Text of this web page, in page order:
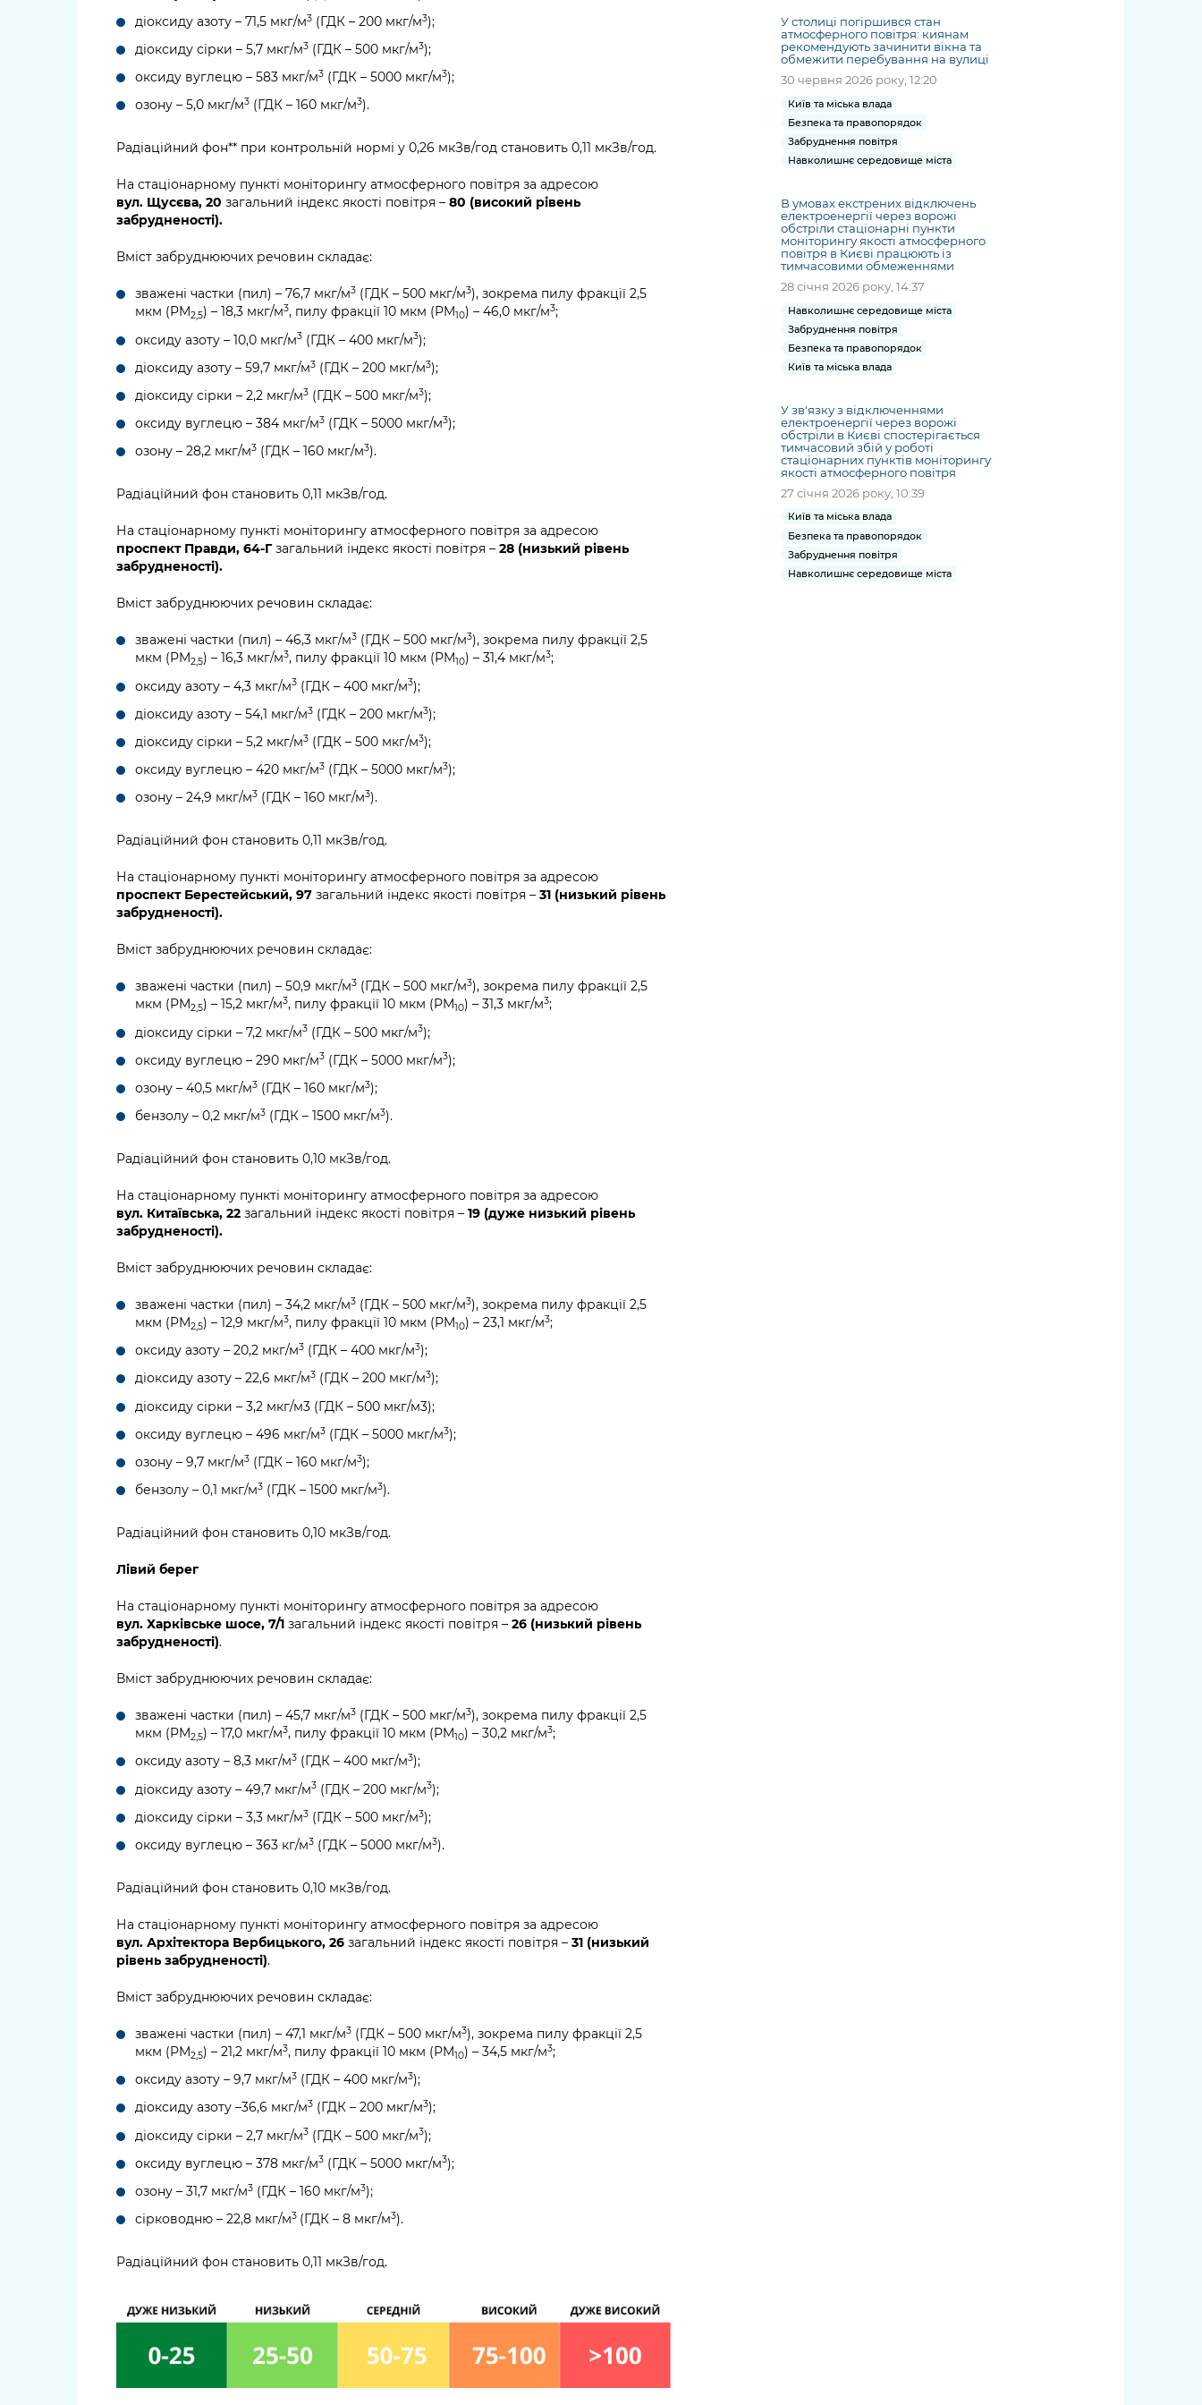
діоксиду азоту – 71,5 мкг/м3 (ГДК – 200 мкг/м3);
діоксиду сірки – 5,7 мкг/м3 (ГДК – 500 мкг/м3);
оксиду вуглецю – 583 мкг/м3 (ГДК – 5000 мкг/м3);
озону – 5,0 мкг/м3 (ГДК – 160 мкг/м3).
Радіаційний фон** при контрольній нормі у 0,26 мкЗв/год становить 0,11 мкЗв/год.
На стаціонарному пункті моніторингу атмосферного повітря за адресою
вул. Щусєва, 20 загальний індекс якості повітря – 80 (високий рівень
забрудненості).
Вміст забруднюючих речовин складає:
зважені частки (пил) – 76,7 мкг/м3 (ГДК – 500 мкг/м3), зокрема пилу фракції 2,5
мкм (PM2,5) – 18,3 мкг/м3, пилу фракції 10 мкм (PM10) – 46,0 мкг/м3;
оксиду азоту – 10,0 мкг/м3 (ГДК – 400 мкг/м3);
діоксиду азоту – 59,7 мкг/м3 (ГДК – 200 мкг/м3);
діоксиду сірки – 2,2 мкг/м3 (ГДК – 500 мкг/м3);
оксиду вуглецю – 384 мкг/м3 (ГДК – 5000 мкг/м3);
озону – 28,2 мкг/м3 (ГДК – 160 мкг/м3).
Радіаційний фон становить 0,11 мкЗв/год.
На стаціонарному пункті моніторингу атмосферного повітря за адресою
проспект Правди, 64-Гзагальний індекс якості повітря – 28 (низький рівень
забрудненості).
Вміст забруднюючих речовин складає:
зважені частки (пил) – 46,3 мкг/м3 (ГДК – 500 мкг/м3), зокрема пилу фракції 2,5
мкм (PM2,5) – 16,3 мкг/м3, пилу фракції 10 мкм (PM10) – 31,4 мкг/м3;
оксиду азоту – 4,3 мкг/м3 (ГДК – 400 мкг/м3);
діоксиду азоту – 54,1 мкг/м3 (ГДК – 200 мкг/м3);
діоксиду сірки – 5,2 мкг/м3 (ГДК – 500 мкг/м3);
оксиду вуглецю – 420 мкг/м3 (ГДК – 5000 мкг/м3);
озону – 24,9 мкг/м3 (ГДК – 160 мкг/м3).
Радіаційний фон становить 0,11 мкЗв/год.
На стаціонарному пункті моніторингу атмосферного повітря за адресою
проспект Берестейський, 97 загальний індекс якості повітря – 31 (низький рівень
забрудненості).
Вміст забруднюючих речовин складає:
зважені частки (пил) – 50,9 мкг/м3 (ГДК – 500 мкг/м3), зокрема пилу фракції 2,5
мкм (PM2,5) – 15,2 мкг/м3, пилу фракції 10 мкм (PM10) – 31,3 мкг/м3;
діоксиду сірки – 7,2 мкг/м3 (ГДК – 500 мкг/м3);
оксиду вуглецю – 290 мкг/м3 (ГДК – 5000 мкг/м3);
озону – 40,5 мкг/м3 (ГДК – 160 мкг/м3);
бензолу – 0,2 мкг/м3 (ГДК – 1500 мкг/м3).
Радіаційний фон становить 0,10 мкЗв/год.
На стаціонарному пункті моніторингу атмосферного повітря за адресою
вул. Китаївська, 22 загальний індекс якості повітря – 19 (дуже низький рівень
забрудненості).
Вміст забруднюючих речовин складає:
зважені частки (пил) – 34,2 мкг/м3 (ГДК – 500 мкг/м3), зокрема пилу фракції 2,5
мкм (PM2,5) – 12,9 мкг/м3, пилу фракції 10 мкм (PM10) – 23,1 мкг/м3;
оксиду азоту – 20,2 мкг/м3 (ГДК – 400 мкг/м3);
діоксиду азоту – 22,6 мкг/м3 (ГДК – 200 мкг/м3);
діоксиду сірки – 3,2 мкг/м3 (ГДК – 500 мкг/м3);
оксиду вуглецю – 496 мкг/м3 (ГДК – 5000 мкг/м3);
озону – 9,7 мкг/м3 (ГДК – 160 мкг/м3);
бензолу – 0,1 мкг/м3 (ГДК – 1500 мкг/м3).
Радіаційний фон становить 0,10 мкЗв/год.
Лівий берег
На стаціонарному пункті моніторингу атмосферного повітря за адресою
вул. Харківське шосе, 7/1 загальний індекс якості повітря – 26 (низький рівень
забрудненості).
Вміст забруднюючих речовин складає:
зважені частки (пил) – 45,7 мкг/м3 (ГДК – 500 мкг/м3), зокрема пилу фракції 2,5
мкм (PM2,5) – 17,0 мкг/м3, пилу фракції 10 мкм (PM10) – 30,2 мкг/м3;
оксиду азоту – 8,3 мкг/м3 (ГДК – 400 мкг/м3);
діоксиду азоту – 49,7 мкг/м3 (ГДК – 200 мкг/м3);
діоксиду сірки – 3,3 мкг/м3 (ГДК – 500 мкг/м3);
оксиду вуглецю – 363 кг/м3 (ГДК – 5000 мкг/м3).
Радіаційний фон становить 0,10 мкЗв/год.
На стаціонарному пункті моніторингу атмосферного повітря за адресою
вул. Архітектора Вербицького, 26 загальний індекс якості повітря – 31 (низький
рівень забрудненості).
Вміст забруднюючих речовин складає:
зважені частки (пил) – 47,1 мкг/м3 (ГДК – 500 мкг/м3), зокрема пилу фракції 2,5
мкм (PM2,5) – 21,2 мкг/м3, пилу фракції 10 мкм (PM10) – 34,5 мкг/м3;
оксиду азоту – 9,7 мкг/м3 (ГДК – 400 мкг/м3);
діоксиду азоту –36,6 мкг/м3 (ГДК – 200 мкг/м3);
діоксиду сірки – 2,7 мкг/м3 (ГДК – 500 мкг/м3);
оксиду вуглецю – 378 мкг/м3 (ГДК – 5000 мкг/м3);
озону – 31,7 мкг/м3 (ГДК – 160 мкг/м3);
сірководню – 22,8 мкг/м3 (ГДК – 8 мкг/м3).
Радіаційний фон становить 0,11 мкЗв/год.
У столиці погіршився стан
атмосферного повітря: киянам
рекомендують зачинити вікна та
обмежити перебування на вулиці
30 червня 2026 року, 12:20
Київ та міська влада
Безпека та правопорядок
Забруднення повітря
Навколишнє середовище міста
В умовах екстрених відключень
електроенергії через ворожі
обстріли стаціонарні пункти
моніторингу якості атмосферного
повітря в Києві працюють із
тимчасовими обмеженнями
28 січня 2026 року, 14:37
Навколишнє середовище міста
Забруднення повітря
Безпека та правопорядок
Київ та міська влада
У зв'язку з відключеннями
електроенергії через ворожі
обстріли в Києві спостерігається
тимчасовий збій у роботі
стаціонарних пунктів моніторингу
якості атмосферного повітря
27 січня 2026 року, 10:39
Київ та міська влада
Безпека та правопорядок
Забруднення повітря
Навколишнє середовище міста